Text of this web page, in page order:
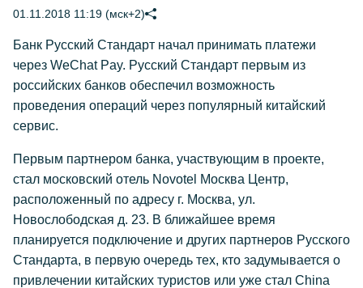
01.11.2018 11:19 (мск+2)
Банк Русский Стандарт начал принимать платежи
через WeСhat Pay. Русский Стандарт первым из
российских банков обеспечил возможность
проведения операций через популярный китайский
сервис.
Первым партнером банка, участвующим в проекте,
стал московский отель Novotel Москва Центр,
расположенный по адресу г. Москва, ул.
Новослободская д. 23. В ближайшее время
планируется подключение и других партнеров Русского
Стандарта, в первую очередь тех, кто задумывается о
привлечении китайских туристов или уже стал China